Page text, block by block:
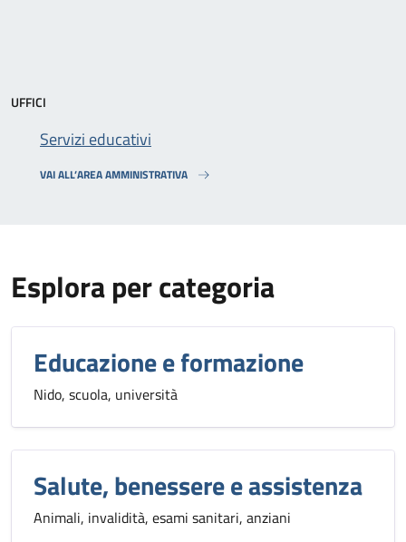
UFFICI
Servizi educativi
VAI ALL’AREA AMMINISTRATIVA
Esplora per categoria
Educazione e formazione
Nido, scuola, università
Salute, benessere e assistenza
Animali, invalidità, esami sanitari, anziani